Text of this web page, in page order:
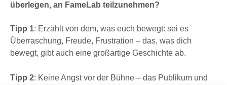
überlegen, an FameLab teilzunehmen?
Tipp 1: Erzählt von dem, was euch bewegt: sei es
Überraschung, Freude, Frustration – das, was dich
bewegt, gibt auch eine großartige Geschichte ab.
Tipp 2: Keine Angst vor der Bühne – das Publikum und